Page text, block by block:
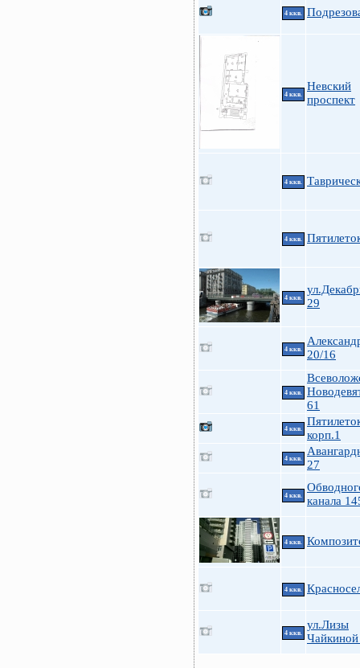
4 ккв.
4 ккв.
Невский
проспект
4 ккв.
4 ккв.
4 ккв.
29
4 ккв.
20/16
4 ккв.
61
4 ккв.
корп.1
4 ккв.
27
4 ккв.
канала
4 ккв.
4 ккв.
4 ккв.
ул.Лизы